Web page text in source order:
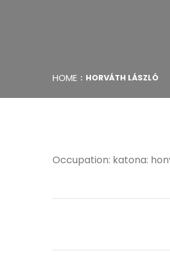
HOME HORVÁTH LÁSZLÓ
Occupation: katona: